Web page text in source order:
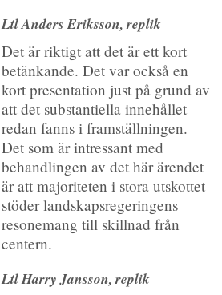
Ltl Anders Eriksson, replik
Det är riktigt att det är ett kort
betänkande. Det var också en
kort presentation just på grund av
att det substantiella innehållet
redan fanns i framställningen.
Det som är intressant med
behandlingen av det här ärendet
är att majoriteten i stora utskottet
stöder landskapsregeringens
resonemang till skillnad från
centern.
Ltl Harry Jansson, replik